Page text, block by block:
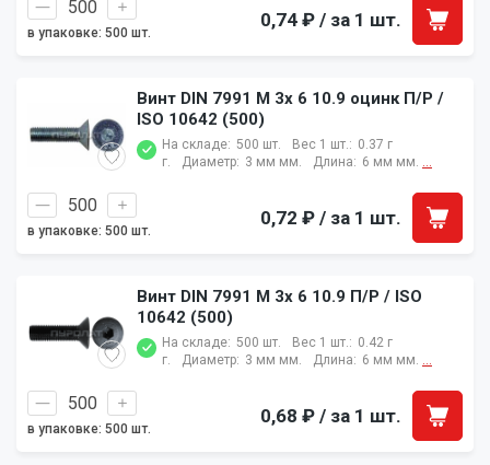
в упаковке: 500 шт.
0,74 ₽ / за 1 шт.
Винт DIN 7991 M 3x 6 10.9 оцинк П/Р /
ISO 10642 (500)
На складе: 500 шт. Вес 1 шт.: 0.37 г
г.
Диаметр: 3 мм мм. Длина: 6 мм мм. ...
в упаковке: 500 шт.
0,72 ₽ / за 1 шт.
Винт DIN 7991 M 3x 6 10.9 П/Р / ISO
10642 (500)
На складе: 500 шт. Вес 1 шт.: 0.42 г
г.
Диаметр: 3 мм мм. Длина: 6 мм мм. ...
в упаковке: 500 шт.
0,68 ₽ / за 1 шт.